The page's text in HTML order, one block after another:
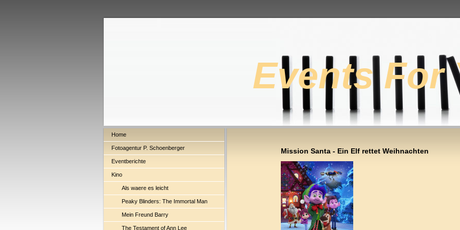
Events For
Home
Fotoagentur P. Schoenberger
Eventberichte
Kino
Als waere es leicht
Peaky Blinders: The Immortal Man
Mein Freund Barry
The Testament of Ann Lee
Mission Santa - Ein Elf rettet Weihnachten